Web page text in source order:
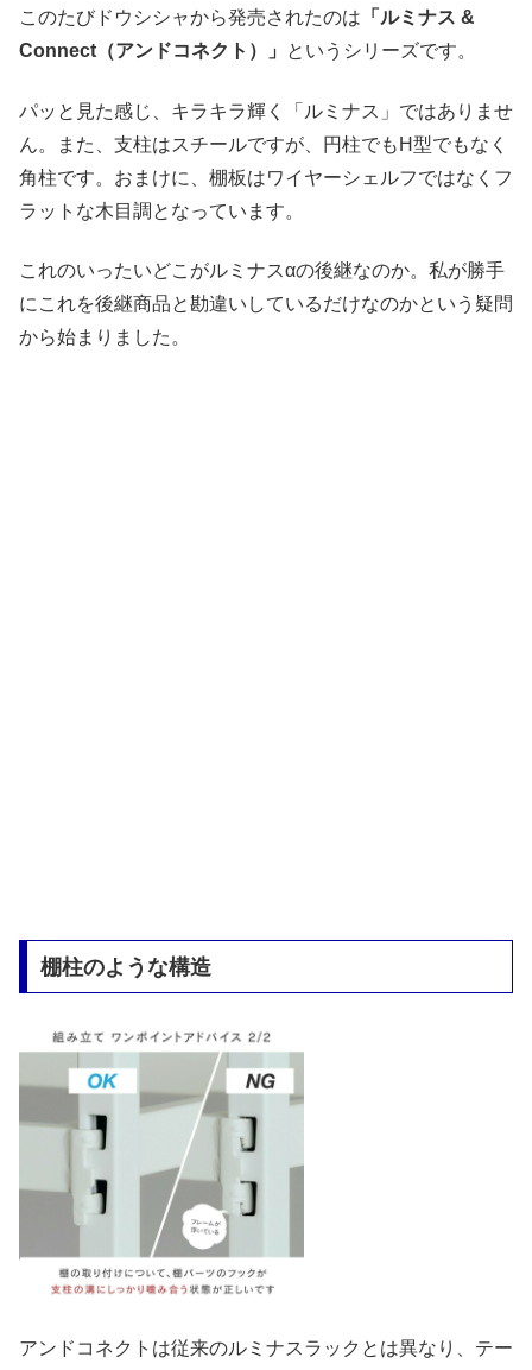
このたびドウシシャから発売されたのは 「ルミナス &
Connect（アンドコネクト）」
というシリーズです。
パッと見た感じ、キラキラ輝く「ルミナス」ではありませ
ん。また、支柱はスチールですが、円柱でもH型でもなく
角柱です。おまけに、棚板はワイヤーシェルフではなくフ
ラットな木目調となっています。
これのいったいどこがルミナスαの後継なのか。私が勝手
にこれを後継商品と勘違いしているだけなのかという疑問
から始まりました。
棚柱のような構造
アンドコネクトは従来のルミナスラックとは異なり、テー